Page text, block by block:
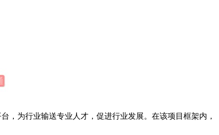
，为行业输送专业人才，促进行业发展。在该项目框架内，